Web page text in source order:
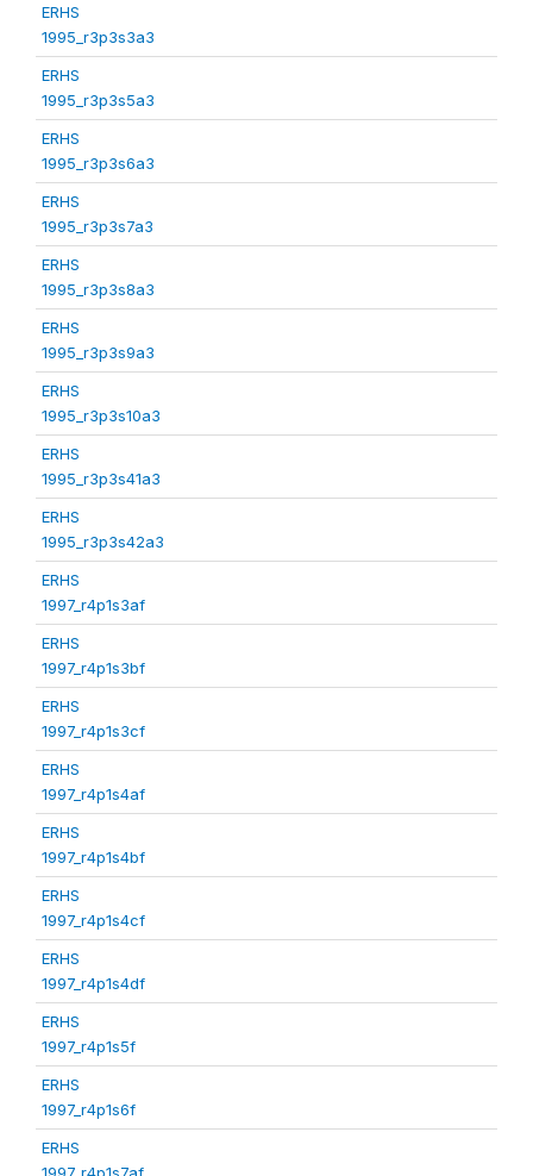
ERHS
1995_r3p3s3a3
ERHS
1995_r3p3s5a3
ERHS
1995_r3p3s6a3
ERHS
1995_r3p3s7a3
ERHS
1995_r3p3s8a3
ERHS
1995_r3p3s9a3
ERHS
1995_r3p3s10a3
ERHS
1995_r3p3s41a3
ERHS
1995_r3p3s42a3
ERHS
1997_r4p1s3af
ERHS
1997_r4p1s3bf
ERHS
1997_r4p1s3cf
ERHS
1997_r4p1s4af
ERHS
1997_r4p1s4bf
ERHS
1997_r4p1s4cf
ERHS
1997_r4p1s4df
ERHS
1997_r4p1s5f
ERHS
1997_r4p1s6f
ERHS
1997_r4p1s7af